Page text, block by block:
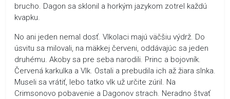
brucho. Dagon sa sklonil a horkým jazykom zotrel každú
kvapku.
No ani jeden nemal dosť. Vlkolaci majú väčšiu výdrž. Do
úsvitu sa milovali, na mäkkej červeni, oddávajúc sa jeden
druhému. Akoby sa pre seba narodili. Princ a bojovník.
Červená karkulka a Vlk. Ostali a prebudila ich až žiara slnka.
Museli sa vrátiť, lebo tatko vlk už určite zúril. Na
Crimsonovo pobavenie a Dagonov strach. Neradno štvať